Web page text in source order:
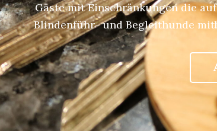
Gäste mit Einschränkungen die
Blindenführ- und Begleithunde